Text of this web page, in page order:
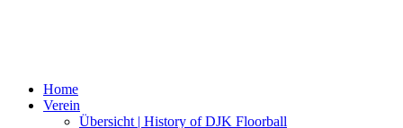
Home
Verein
Übersicht | History of DJK Floorball